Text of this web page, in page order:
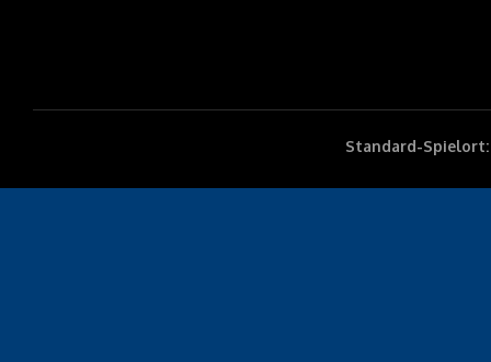
Standard-Spielort: